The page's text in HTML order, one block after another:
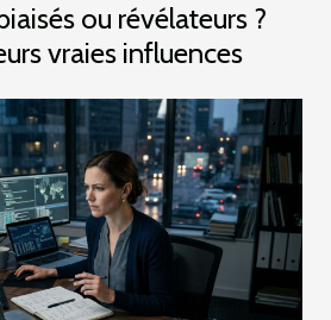
ou révélateurs ?
vraies influences